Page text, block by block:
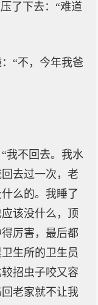
了下去：“难道
“不，今年我爸
我不回去。我水
去过一次，老
么的。我睡了
该没什么，顶
厉害，最后都
生所的卫生员
招虫子咬又容
老家就不让我